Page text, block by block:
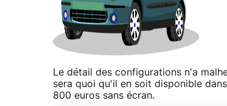
Le détail des configurations n'a
sera quoi qu'il en soit disponible
800 euros sans écran.